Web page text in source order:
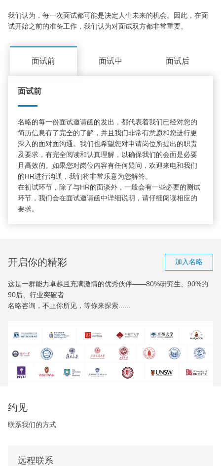
我们认为，每一次面试都可能是决定人生未来的机会。因此，在面
试开始之前的准备工作，我们认为对面试双方都非常重要。
面试前 面试中 面试后
面试前
名略的每一份面试邀请函的发出，都代表着我们已经对您的
简历信息有了完全的了解，并且我们非常有意愿和您进行更
深入的面对面沟通。我们也希望您对申请岗位所提出的职责
及要求，有完全阅读和认真理解，以确保我们的会面是必要
且高效的。如果您对岗位内容有任何疑问，欢迎来电和我们
的HR进行沟通，我们将非常乐意为您解答。
在初试环节，除了与HR的面谈外，一般会有一些必要的测试
环节，我们会在面试邀请函中详细说明，请仔细阅读相应的
要求。
开启你的精彩 加入名略
这是一群能力卓越且充满激情的优秀伙伴——80%研究生、90%的
90后、行业突破者
名略咨询，不止你所见，等你来探索......
约见
联系我们的方式
远程联系